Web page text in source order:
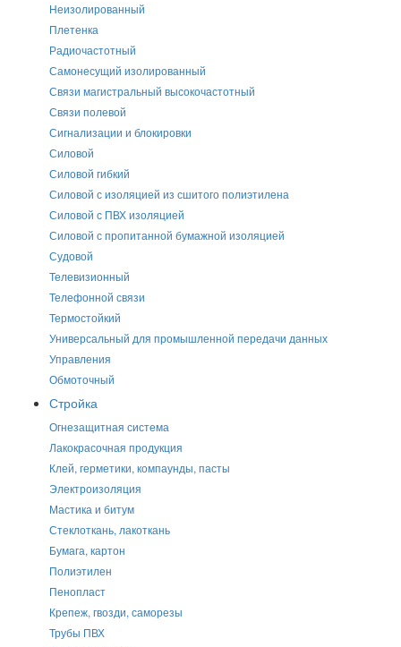
Неизолированный
Плетенка
Радиочастотный
Самонесущий изолированный
Связи магистральный высокочастотный
Связи полевой
Сигнализации и блокировки
Силовой
Силовой гибкий
Силовой с изоляцией из сшитого полиэтилена
Силовой с ПВХ изоляцией
Силовой с пропитанной бумажной изоляцией
Судовой
Телевизионный
Телефонной связи
Термостойкий
Универсальный для промышленной передачи данных
Управления
Обмоточный
Стройка
Огнезащитная система
Лакокрасочная продукция
Клей, герметики, компаунды, пасты
Электроизоляция
Мастика и битум
Стеклоткань, лакоткань
Бумага, картон
Полиэтилен
Пенопласт
Крепеж, гвозди, саморезы
Трубы ПВХ